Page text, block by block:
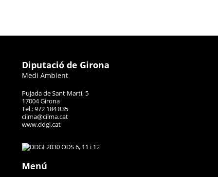
Diputació de Girona
Medi Ambient
Pujada de Sant Martí, 5
17004 Girona
Tel.: 972 184 835
cilma@cilma.cat
www.ddgi.cat
Menú